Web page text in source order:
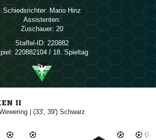
Schiedsrichter:  
Assistenten:
Zuschauer: 20
Staffel-ID: 220882
220882104 / 18. Spieltag
II
| (33', 39') 